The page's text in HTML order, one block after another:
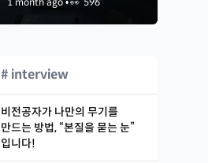
# interview
비전공자가 나만의 무기를
만드는 방법, “본질을 묻는 눈”
입니다!